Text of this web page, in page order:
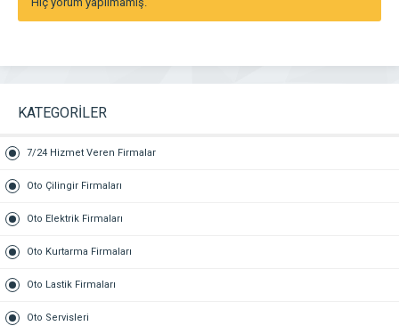
KATEGORİLER
7/24 Hizmet Veren Firmalar
Oto Çilingir Firmaları
Oto Elektrik Firmaları
Oto Kurtarma Firmaları
Oto Lastik Firmaları
Oto Servisleri